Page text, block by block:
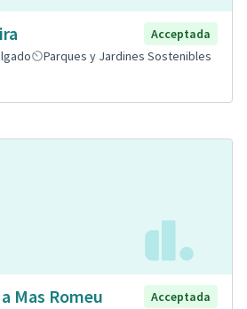
Acceptada
Parques y Jardines Sostenibles
Mas Romeu
Acceptada